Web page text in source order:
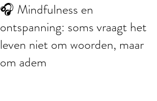
🎧 Mindfulness en
ontspanning: soms vraagt het
leven niet om woorden, maar
om adem